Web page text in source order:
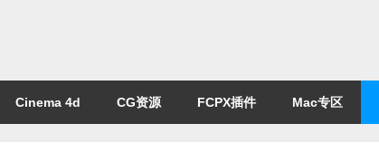
Cinema 4d CG资源 FCPX插件 Mac专区